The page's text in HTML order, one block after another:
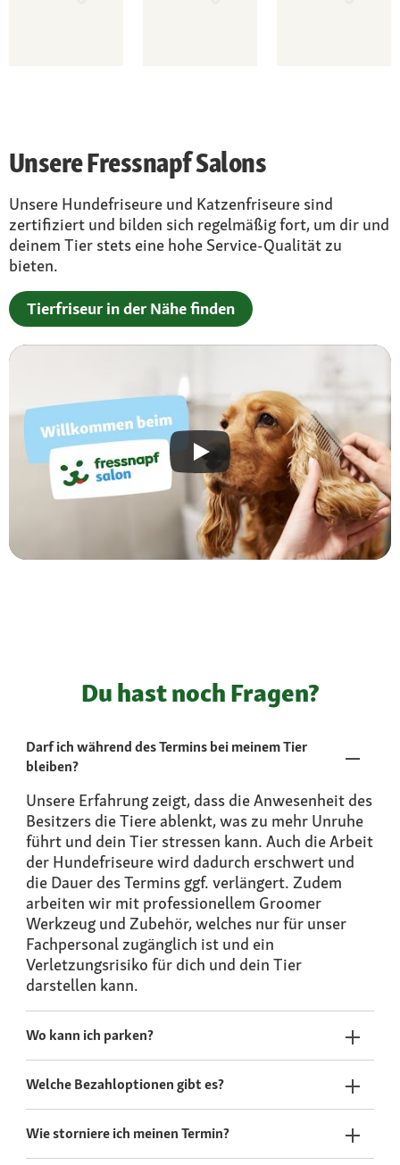
Unsere Fressnapf Salons
Unsere Hundefriseure und Katzenfriseure sind
zertifiziert und bilden sich regelmäßig fort, um dir und
deinem Tier stets eine hohe Service-Qualität zu
bieten.
Tierfriseur in der Nähe finden
Du hast noch Fragen?
Darf ich während des Termins bei meinem Tier
bleiben?
Unsere Erfahrung zeigt, dass die Anwesenheit des
Besitzers die Tiere ablenkt, was zu mehr Unruhe
führt und dein Tier stressen kann. Auch die Arbeit
der Hundefriseure wird dadurch erschwert und
die Dauer des Termins ggf. verlängert. Zudem
arbeiten wir mit professionellem Groomer
Werkzeug und Zubehör, welches nur für unser
Fachpersonal zugänglich ist und ein
Verletzungsrisiko für dich und dein Tier
darstellen kann.
Wo kann ich parken?
Welche Bezahloptionen gibt es?
Wie storniere ich meinen Termin?